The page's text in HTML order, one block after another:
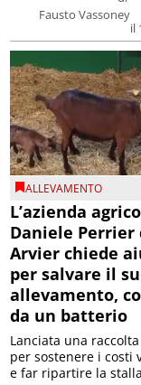
Fausto Vassoney
il
ALLEVAMENTO
L’azienda
Daniele Perrier
Arvier chiede
per salvare il
allevamento,
da un batterio
Lanciata una
per sostenere i costi
e far ripartire la stalla